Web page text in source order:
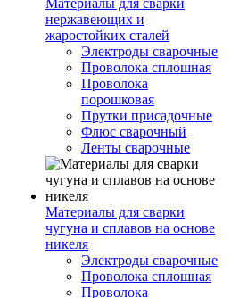
Материалы для сварки
нержавеющих и
жаростойких сталей
Электроды сварочные
Проволока сплошная
Проволока
порошковая
Прутки присадочные
Флюс сварочный
Ленты сварочные
Материалы для сварки
чугуна и сплавов на основе
никеля
Электроды сварочные
Проволока сплошная
Проволока